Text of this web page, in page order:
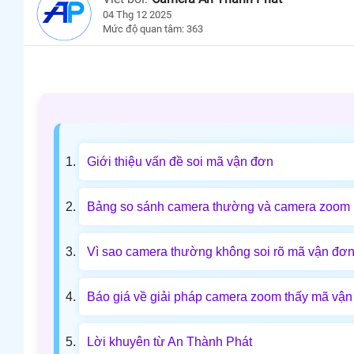
04 Thg 12 2025
Mức độ quan tâm: 363
Giới thiệu vấn đề soi mã vận đơn
Bảng so sánh camera thường và camera zoom
Vì sao camera thường không soi rõ mã vận đơn
Báo giá về giải pháp camera zoom thấy mã
Lời khuyên từ An Thành Phát